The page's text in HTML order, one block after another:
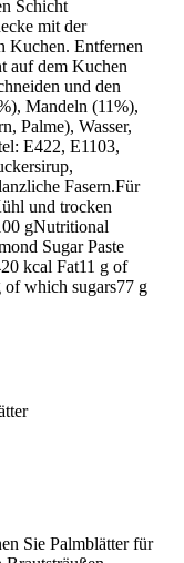
Schicht
mit der
Kuchen. Entfernen
auf dem Kuchen
und den
Mandeln (11%),
Palme), Wasser,
E422, E1103,
Fasern.Für
und trocken
gNutritional
Sugar Paste
kcal Fat11 g of
of which sugars77 g
Sie Palmblätter für